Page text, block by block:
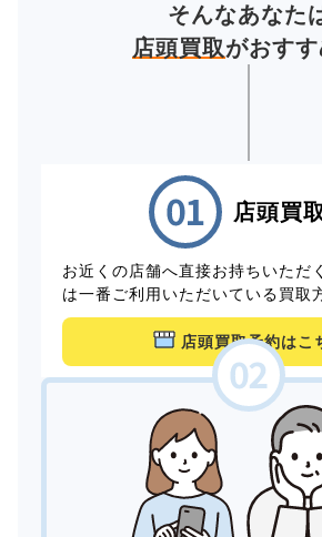
そんなあなた
店頭買取がおすす
店頭買取
お近くの店舗へ直接お持ちいただ
は一番ご利用いただいている買取
店頭買取予約はこ